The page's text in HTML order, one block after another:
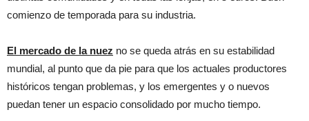
comienzo de temporada para su industria.
El mercado de la nuez no se queda atrás en su estabilidad
mundial, al punto que da pie para que los actuales productores
históricos tengan problemas, y los emergentes y o nuevos
puedan tener un espacio consolidado por mucho tiempo.